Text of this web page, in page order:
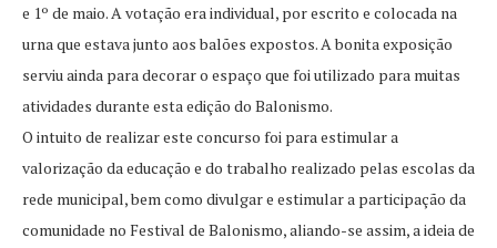
e 1º de maio. A votação era individual, por escrito e colocada na
urna que estava junto aos balões expostos. A bonita exposição
serviu ainda para decorar o espaço que foi utilizado para muitas
atividades durante esta edição do Balonismo.
O intuito de realizar este concurso foi para estimular a
valorização da educação e do trabalho realizado pelas escolas da
rede municipal, bem como divulgar e estimular a participação da
comunidade no Festival de Balonismo, aliando-se assim, a ideia de